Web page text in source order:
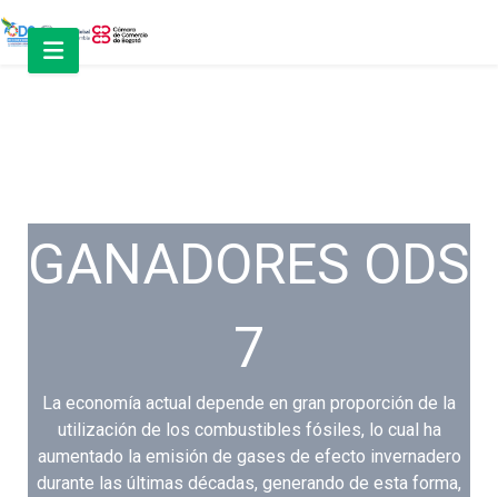
GANADORES ODS
7
La economía actual depende en gran proporción de la
utilización de los combustibles fósiles, lo cual ha
aumentado la emisión de gases de efecto invernadero
durante las últimas décadas, generando de esta forma,